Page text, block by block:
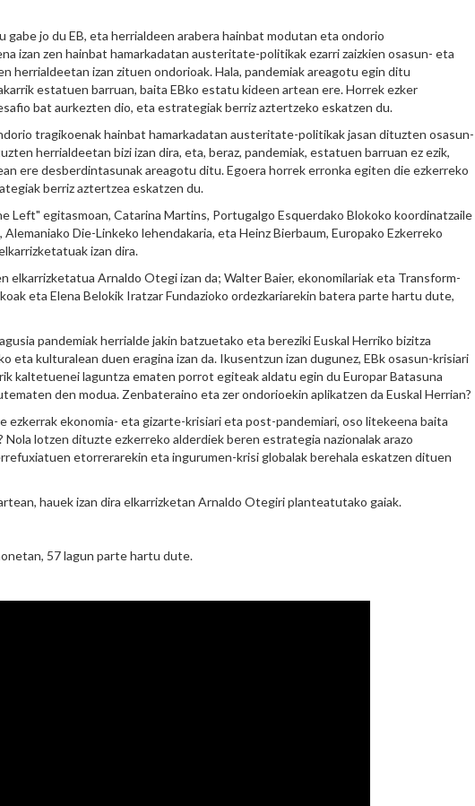
gabe jo du EB, eta herrialdeen arabera hainbat modutan eta ondorio
izan zen hainbat hamarkadatan austeritate-politikak ezarri zaizkien osasun- eta
herrialdeetan izan zituen ondorioak. Hala, pandemiak areagotu egin ditu
estatuen barruan, baita EBko estatu kideen artean ere. Horrek ezker
bat aurkezten dio, eta estrategiak berriz aztertzeko eskatzen du.
tragikoenak hainbat hamarkadatan austeritate-politikak jasan dituzten osasun-
herrialdeetan bizi izan dira, eta, beraz, pandemiak, estatuen barruan ez ezik,
ere desberdintasunak areagotu ditu. Egoera horrek erronka egiten die ezkerreko
berriz aztertzea eskatzen du.
Left" egitasmoan, Catarina Martins, Portugalgo Esquerdako Blokoko koordinatzaile
Alemaniako Die-Linkeko lehendakaria, eta Heinz Bierbaum, Europako Ezkerreko
izan dira.
elkarrizketatua Arnaldo Otegi izan da; Walter Baier, ekonomilariak eta Transform-
eta Elena Belokik Iratzar Fundazioko ordezkariarekin batera parte hartu dute,
pandemiak herrialde jakin batzuetako eta bereziki Euskal Herriko bizitza
eta kulturalean duen eragina izan da. Ikusentzun izan dugunez, EBk osasun-krisiari
kaltetuenei laguntza ematen porrot egiteak aldatu egin du Europar Batasuna
den modua. Zenbateraino eta zer ondorioekin aplikatzen da Euskal Herrian?
ezkerrak ekonomia- eta gizarte-krisiari eta post-pandemiari, oso litekeena baita
Nola lotzen dituzte ezkerreko alderdiek beren estrategia nazionalak arazo
etorrerarekin eta ingurumen-krisi globalak berehala eskatzen dituen
hauek izan dira elkarrizketan Arnaldo Otegiri planteatutako gaiak.
57 lagun parte hartu dute.